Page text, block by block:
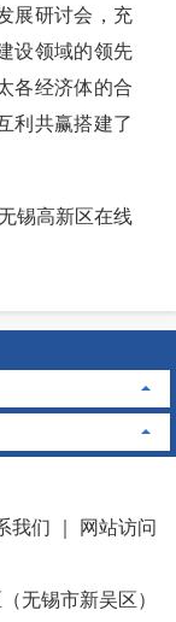
研讨会，充
设领域的领先
各经济体的合
利共赢搭建了
锡高新区在线
我们
网站访问
无锡市新吴区）